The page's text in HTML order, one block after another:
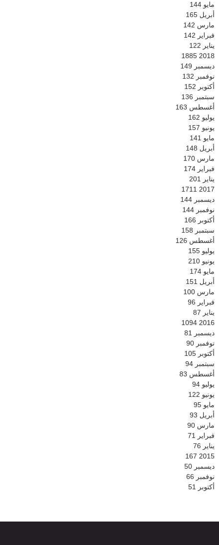
مايو 144
أبريل 165
مارس 142
فبراير 142
يناير 122
2018
1885
ديسمبر 149
نوفمبر 132
أكتوبر 152
سبتمبر 136
أغسطس 163
يوليو 162
يونيو 157
مايو 141
أبريل 148
مارس 170
فبراير 174
يناير 201
2017
1711
ديسمبر 144
نوفمبر 144
أكتوبر 166
سبتمبر 158
أغسطس 126
يوليو 155
يونيو 210
مايو 174
أبريل 151
مارس 100
فبراير 96
يناير 87
2016
1094
ديسمبر 81
نوفمبر 90
أكتوبر 105
سبتمبر 94
أغسطس 83
يوليو 94
يونيو 122
مايو 95
أبريل 93
مارس 90
فبراير 71
يناير 76
2015
167
ديسمبر 50
نوفمبر 66
أكتوبر 51